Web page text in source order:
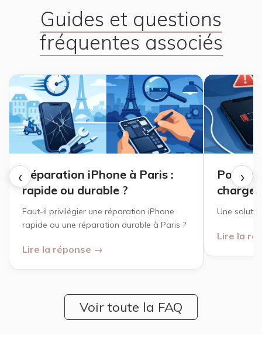
Guides et questions
fréquentes associés
‹ ›
Réparation iPhone à Paris :
rapide ou durable ?
Faut-il privilégier une réparation iPhone
rapide ou une réparation durable à Paris ?
Lire la réponse →
charge
Une
Lire la
Voir toute la FAQ